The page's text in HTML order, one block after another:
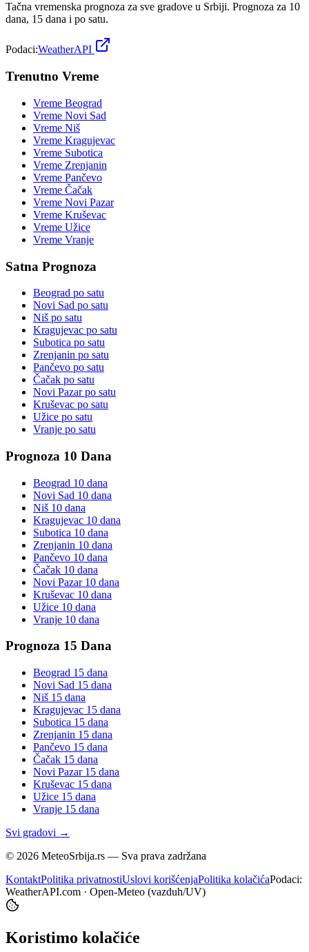
Tačna vremenska prognoza za sve gradove u Srbiji. Prognoza za 10
dana, 15 dana i po satu.
Podaci:WeatherAPI
Trenutno Vreme
Vreme Beograd
Vreme Novi Sad
Vreme Niš
Vreme Kragujevac
Vreme Subotica
Vreme Zrenjanin
Vreme Pančevo
Vreme Čačak
Vreme Novi Pazar
Vreme Kruševac
Vreme Užice
Vreme Vranje
Satna Prognoza
Beograd po satu
Novi Sad po satu
Niš po satu
Kragujevac po satu
Subotica po satu
Zrenjanin po satu
Pančevo po satu
Čačak po satu
Novi Pazarpo satu
Kruševac po satu
Užice po satu
Vranje po satu
Prognoza 10 Dana
Beograd 10 dana
Novi Sad 10 dana
Niš 10 dana
Kragujevac 10 dana
Subotica 10 dana
Zrenjanin 10 dana
Pančevo 10 dana
Čačak 10 dana
Novi Pazar10 dana
Kruševac 10 dana
Užice 10 dana
Vranje 10 dana
Prognoza 15 Dana
Beograd 15 dana
Novi Sad 15 dana
Niš 15 dana
Kragujevac 15 dana
Subotica 15 dana
Zrenjanin 15 dana
Pančevo 15 dana
Čačak 15 dana
Novi Pazar15 dana
Kruševac 15 dana
Užice 15 dana
Vranje 15 dana
Svi gradovi →
© 2026 MeteoSrbija.rs — Sva prava zadržana
KontaktPolitika privatnostiUslovi korišćenjaPolitika kolačićaPodaci:
WeatherAPI.com · Open-Meteo (vazduh/UV)
Koristimo kolačiće